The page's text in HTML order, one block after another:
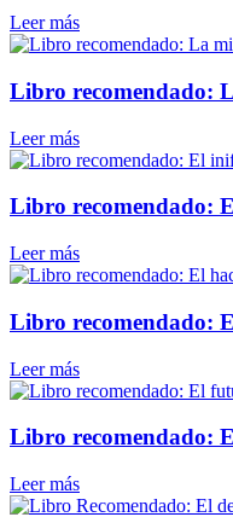
Leer más
Libro recomendado:
Leer más
Libro recomendado:
Leer más
Libro recomendado:
Leer más
Libro recomendado:
Leer más